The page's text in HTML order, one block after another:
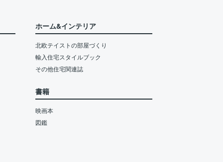
ホーム&インテリア
北欧テイストの部屋づくり
輸入住宅スタイルブック
その他住宅関連誌
書籍
映画本
図鑑